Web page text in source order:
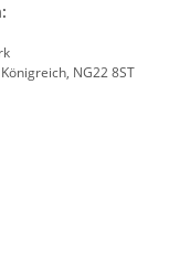
NG22 8ST